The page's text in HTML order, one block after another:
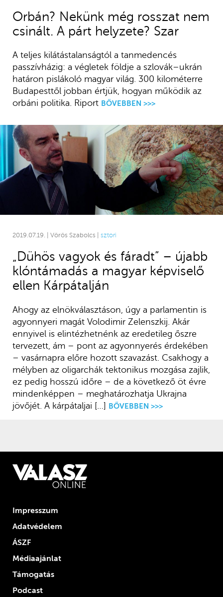
Orbán? Nekünk még rosszat nem
csinált. A párt helyzete? Szar
A teljes kilátástalanságtól a tanmedencés
passzívházig: a végletek földje a szlovák–ukrán
határon pislákoló magyar világ. 300 kilométerre
Budapesttől jobban értjük, hogyan működik az
orbáni politika. Riport BŐVEBBEN >>>
2019.07.19. | Vörös Szabolcs | sztori
„Dühös vagyok és fáradt” – újabb
klóntámadás a magyar képviselő
ellen Kárpátalján
Ahogy az elnökválasztáson, úgy a parlamentin is
agyonnyeri magát Volodimir Zelenszkij. Akár
ennyivel is elintézhetnénk az eredetileg őszre
tervezett, ám – pont az agyonnyerés érdekében
– vasárnapra előre hozott szavazást. Csakhogy a
mélyben az oligarchák tektonikus mozgása zajlik,
ez pedig hosszú időre – de a következő öt évre
mindenképpen – meghatározhatja Ukrajna
jövőjét. A kárpátaljai […]
BŐVEBBEN >>>
Impresszum
Adatvédelem
ÁSZF
Médiaajánlat
Támogatás
Podcast